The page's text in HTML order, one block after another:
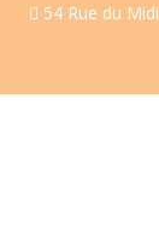
54 Rue du Midi